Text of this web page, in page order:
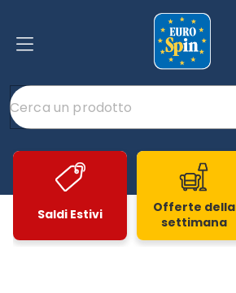
Saldi Estivi
Offerte della
settimana